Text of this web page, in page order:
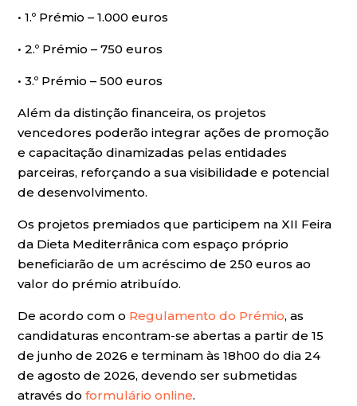
• 1.º Prémio – 1.000 euros
• 2.º Prémio – 750 euros
• 3.º Prémio – 500 euros
Além da distinção financeira, os projetos
vencedores poderão integrar ações de promoção
e capacitação dinamizadas pelas entidades
parceiras, reforçando a sua visibilidade e potencial
de desenvolvimento.
Os projetos premiados que participem na XII Feira
da Dieta Mediterrânica com espaço próprio
beneficiarão de um acréscimo de 250 euros ao
valor do prémio atribuído.
De acordo com o Regulamento do Prémio, as
candidaturas encontram-se abertas a partir de 15
de junho de 2026 e terminam às 18h00 do dia 24
de agosto de 2026, devendo ser submetidas
através doformulário online.